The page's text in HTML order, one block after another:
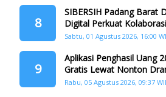
8
SIBERSIH Padang Barat
Digital Perkuat
Pemerintah Atasi
Sabtu, 01 Agustus 2026, 16:00
9
Aplikasi Penghasil Uang
Gratis Lewat Nonton
Rabu, 05 Agustus 2026, 09:37